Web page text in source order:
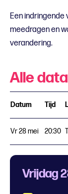
Een indringende
meedragen en
verandering.
Alle data
Datum Tijd
Vr 28 mei 20:30
Vrijdag